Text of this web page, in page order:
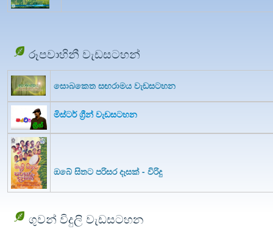
රූපවාහිනී වැඩසටහන්
සොබකෙත සඟරාමය වැඩසටහන
මිස්ටර් ග්‍රීන් වැඩසටහන
ඔබේ සිතට පරිසර දෑසක් - විරිදු
ගුවන් විදුලි වැඩසටහන